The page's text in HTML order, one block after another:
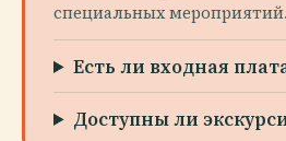
специальных мероприятий.
Есть ли входная
Доступны ли